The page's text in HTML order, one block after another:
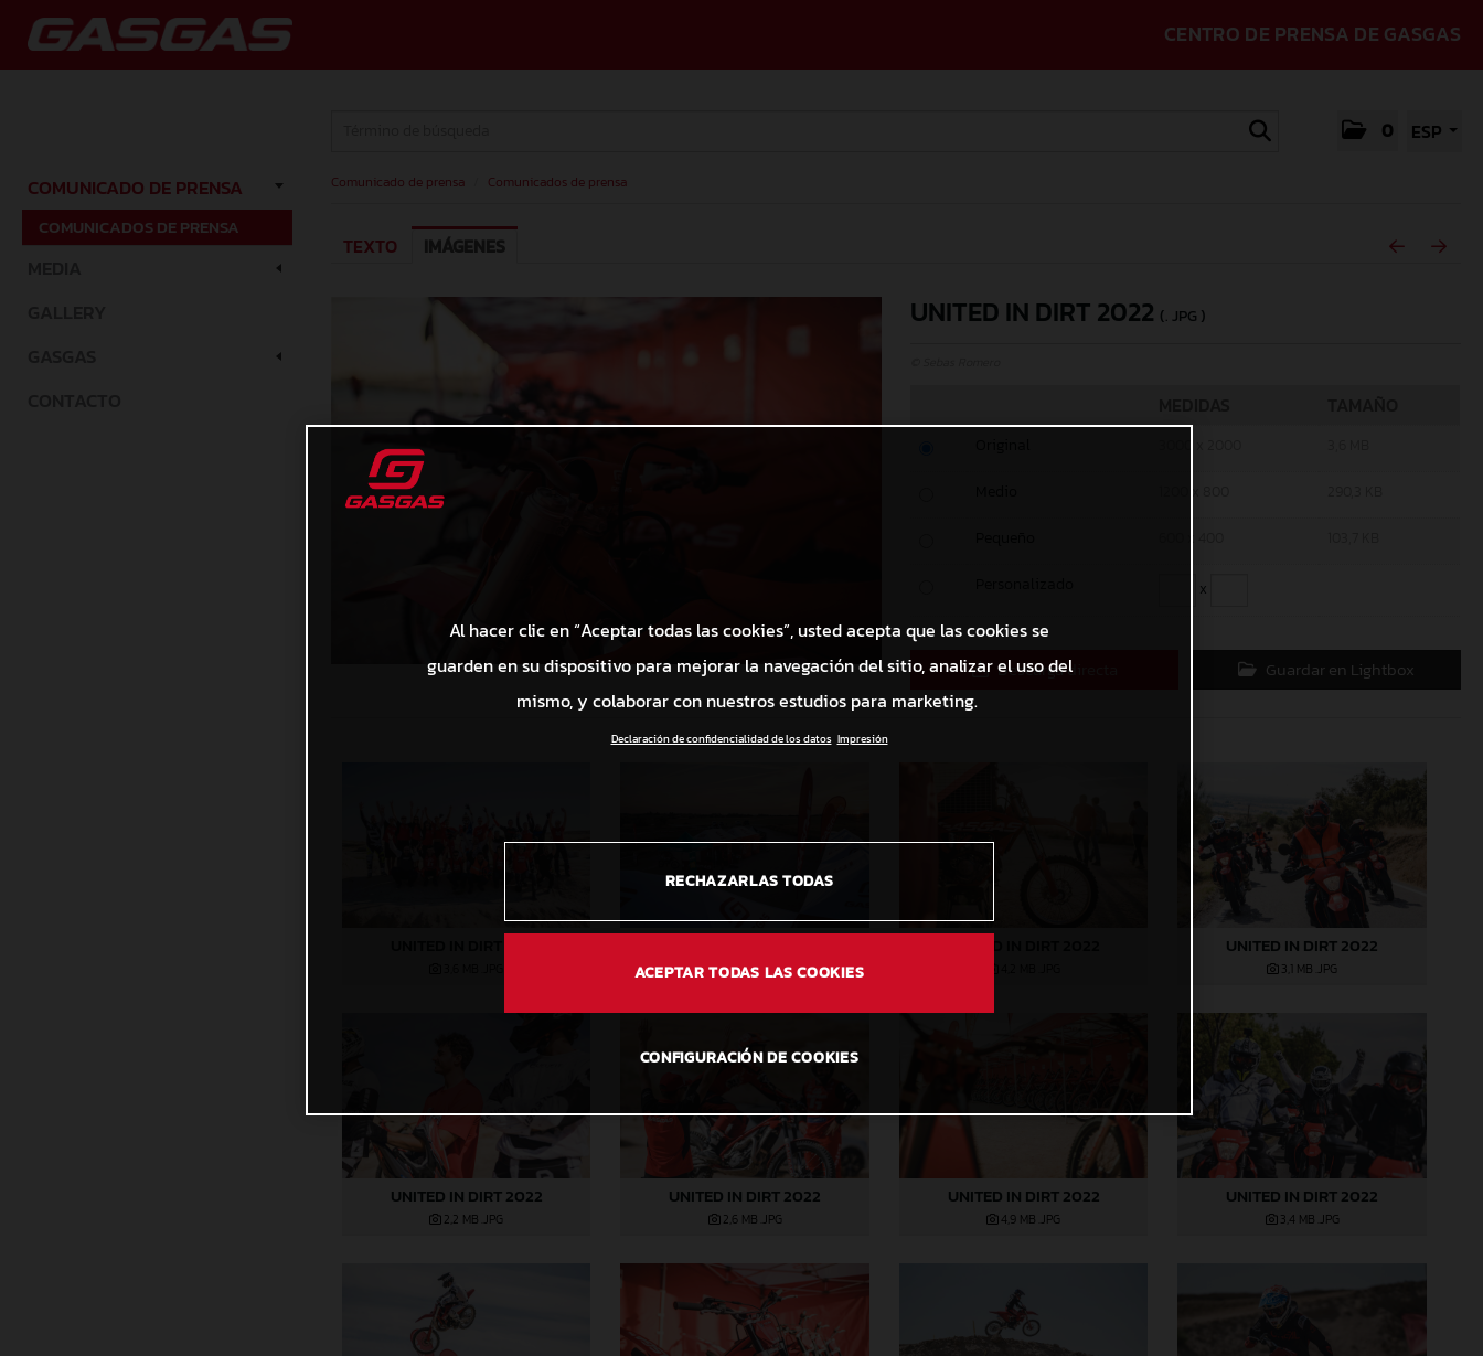
CENTRO DE PRENSA DE GASGAS
0 ESP
COMUNICADO DE PRENSA
COMUNICADOS DE PRENSA
Comunicado de prensa Comunicados de prensa
TEXTO IMÁGENES
UNITED IN DIRT 2022 (. JPG )
x
Descarga directa Guardar en Lightbox
3,6 MB .JPG
UNITED IN DIRT 2022
3,1 MB .JPG
UNITED IN DIRT 2022
2,2 MB .JPG
UNITED IN DIRT 2022
2,6 MB .JPG
UNITED IN DIRT 2022
4,9 MB .JPG
UNITED IN DIRT 2022
3,4 MB .JPG
Al hacer clic en “Aceptar todas las cookies”, usted acepta que las cookies se
guarden en su dispositivo para mejorar la navegación del sitio, analizar el uso del
mismo, y colaborar con nuestros estudios para marketing.
Declaración de confidencialidad de los datos Impresión
RECHAZARLAS TODAS
ACEPTAR TODAS LAS COOKIES
CONFIGURACIÓN DE COOKIES